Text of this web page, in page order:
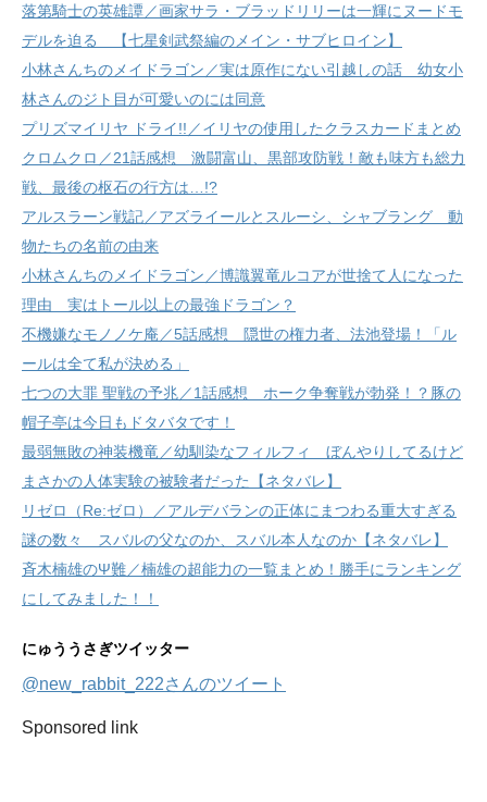
落第騎士の英雄譚／画家サラ・ブラッドリリーは一輝にヌードモ
デルを迫る 【七星剣武祭編のメイン・サブヒロイン】
小林さんちのメイドラゴン／実は原作にない引越しの話 幼女小
林さんのジト目が可愛いのには同意
プリズマイリヤ ドライ!!／イリヤの使用したクラスカードまとめ
クロムクロ／21話感想 激闘富山、黒部攻防戦！敵も味方も総力
戦、最後の枢石の行方は…!?
アルスラーン戦記／アズライールとスルーシ、シャブラング 動
物たちの名前の由来
小林さんちのメイドラゴン／博識翼竜ルコアが世捨て人になった
理由 実はトール以上の最強ドラゴン？
不機嫌なモノノケ庵／5話感想 隠世の権力者、法池登場！「ル
ールは全て私が決める」
七つの大罪 聖戦の予兆／1話感想 ホーク争奪戦が勃発！？豚の
帽子亭は今日もドタバタです！
最弱無敗の神装機竜／幼馴染なフィルフィ ぼんやりしてるけど
まさかの人体実験の被験者だった【ネタバレ】
リゼロ（Re:ゼロ）／アルデバランの正体にまつわる重大すぎる
謎の数々 スバルの父なのか、スバル本人なのか【ネタバレ】
斉木楠雄のΨ難／楠雄の超能力の一覧まとめ！勝手にランキング
にしてみました！！
にゅううさぎツイッター
@new_rabbit_222さんのツイート
Sponsored link